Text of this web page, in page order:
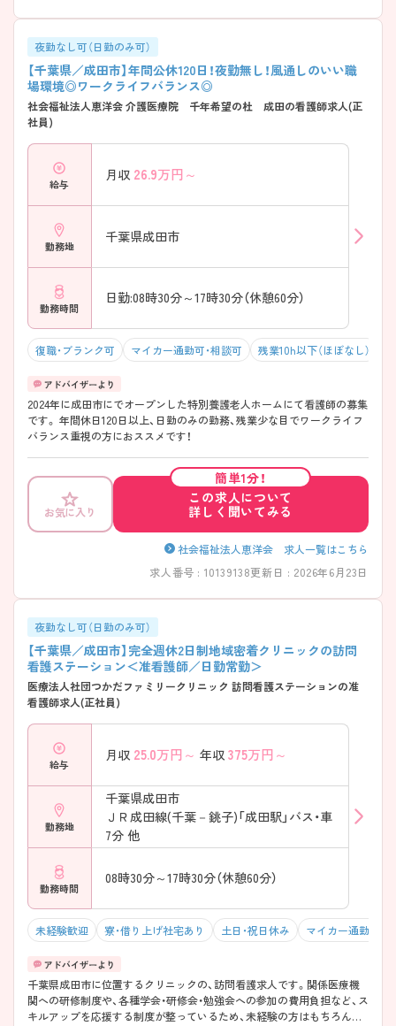
夜勤なし可（日勤のみ可）
【千葉県／成田市】年間公休120日！夜勤無し！風通しのいい職
場環境◎ワークライフバランス◎
社会福祉法人恵洋会 介護医療院 千年希望の杜 成田の看護師求人(正
社員)
給与
月収 26.9万円～
勤務地
千葉県成田市
勤務時間
日勤:08時30分～17時30分（休憩60分）
復職・ブランク可 マイカー通勤可・相談可 残業10h以下（ほぼなし）
2024年に成田市にでオープンした特別養護老人ホームにて看護師の募集
です。 年間休日120日以上、日勤のみの勤務、残業少な目でワークライフ
バランス重視の方におススメです！
お気に入り
簡単1分！
この求人について
詳しく聞いてみる
社会福祉法人恵洋会 求人一覧はこちら
求人番号 : 10139138更新日 : 2026年6月23日
夜勤なし可（日勤のみ可）
【千葉県／成田市】完全週休2日制地域密着クリニックの訪問
看護ステーション＜准看護師／日勤常勤＞
医療法人社団つかだファミリークリニック 訪問看護ステーションの准
看護師求人(正社員)
給与
月収 25.0万円～ 年収 375万円～
勤務地
千葉県成田市
ＪＲ成田線(千葉－銚子)「成田駅」バス・車
7分 他
勤務時間
08時30分～17時30分（休憩60分）
未経験歓迎 寮・借り上げ社宅あり 土日・祝日休み マイカー通勤可・
千葉県成田市に位置するクリニックの、訪問看護求人です。関係医療機
関への研修制度や、各種学会・研修会・勉強会への参加の費用負担など、ス
キルアップを応援する制度が整っているため、未経験の方はもちろん更